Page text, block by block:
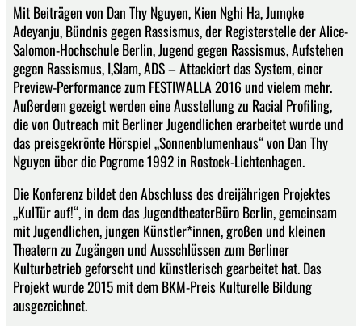
Mit Beiträgen von Dan Thy Nguyen, Kien Nghi Ha, Jumọke
Adeyanju, Bündnis gegen Rassismus, der Registerstelle der Alice-
Salomon-Hochschule Berlin, Jugend gegen Rassismus, Aufstehen
gegen Rassismus, I,Slam, ADS – Attackiert das System, einer
Preview-Performance zum FESTIWALLA 2016 und vielem mehr.
Außerdem gezeigt werden eine Ausstellung zu Racial Profiling,
die von Outreach mit Berliner Jugendlichen erarbeitet wurde und
das preisgekrönte Hörspiel „Sonnenblumenhaus“ von Dan Thy
Nguyen über die Pogrome 1992 in Rostock-Lichtenhagen.
Die Konferenz bildet den Abschluss des dreijährigen Projektes
„KulTür auf!“, in dem das JugendtheaterBüro Berlin, gemeinsam
mit Jugendlichen, jungen Künstler*innen, großen und kleinen
Theatern zu Zugängen und Ausschlüssen zum Berliner
Kulturbetrieb geforscht und künstlerisch gearbeitet hat. Das
Projekt wurde 2015 mit dem BKM-Preis Kulturelle Bildung
ausgezeichnet.